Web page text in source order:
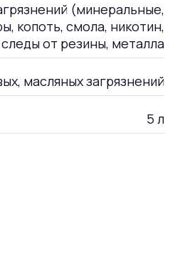
(минеральные,
копоть, смола, никотин,
следы от резины, металла
масляных загрязнений
5 л